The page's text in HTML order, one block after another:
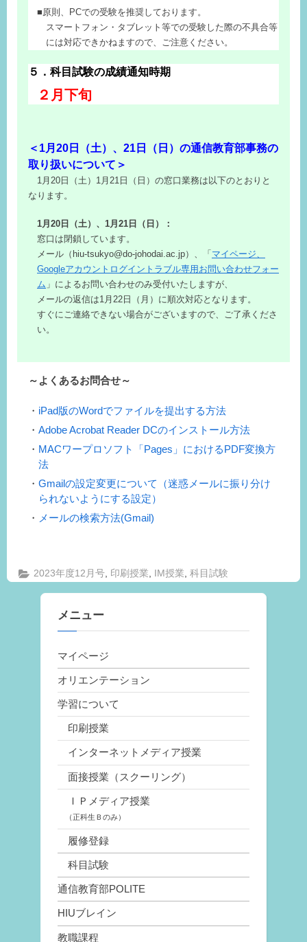
原則、PCでの受験を推奨しております。
スマートフォン・タブレット等での受験した際の不具合等
には対応できかねますので、ご注意ください。
５．科目試験の成績通知時期
２月下旬
＜1月20日（土）、21日（日）の通信教育部事務の
取り扱いについて＞
1月20日（土）1月21日（日）の窓口業務は以下のとおりと
なります。
1月20日（土）、1月21日（日）
：
窓口は閉鎖しています。
メール（hiu-tsukyo@do-johodai.ac.jp）、「 マイページ、
Googleアカウントログイントラブル専用お問い合わせフォー
ム 」によるお問い合わせのみ受付いたしますが、
メールの返信は1月22日（月）に順次対応となります。
すぐにご連絡できない場合がございますので、ご了承くださ
い。
～よくあるお問合せ～
iPad版のWordでファイルを提出する方法
Adobe Acrobat Reader DCのインストール方法
MACワープロソフト「Pages」におけるPDF変換方
法
Gmailの設定変更について（迷惑メールに振り分け
られないようにする設定）
メールの検索方法(Gmail)
2023年度12月号, 印刷授業, IM授業,科目試験
メニュー
マイページ
オリエンテーション
学習について
印刷授業
インターネットメディア授業
面接授業（スクーリング）
ＩＰメディア授業
（正科生Ｂのみ）
履修登録
科目試験
通信教育部POLITE
HIUブレイン
教職課程